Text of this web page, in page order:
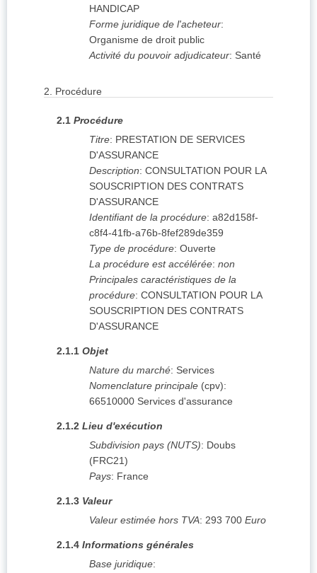
HANDICAP
Forme juridique de l'acheteur:
Organisme de droit public
Activité du pouvoir adjudicateur: Santé
2. Procédure
2.1 Procédure
Titre: PRESTATION DE SERVICES
D'ASSURANCE
Description: CONSULTATION POUR LA
SOUSCRIPTION DES CONTRATS
D'ASSURANCE
Identifiant de la procédure: a82d158f-
c8f4-41fb-a76b-8fef289de359
Type de procédure: Ouverte
La procédure est accélérée: non
Principales caractéristiques de la
procédure: CONSULTATION POUR LA
SOUSCRIPTION DES CONTRATS
D'ASSURANCE
2.1.1 Objet
Nature du marché: Services
Nomenclature principale (cpv):
66510000 Services d'assurance
2.1.2 Lieu d'exécution
Subdivision pays (NUTS): Doubs
(FRC21)
Pays: France
2.1.3 Valeur
Valeur estimée hors TVA: 293 700 Euro
2.1.4 Informations générales
Base juridique: